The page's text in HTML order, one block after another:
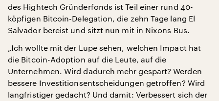
des Hightech Gründerfonds ist Teil einer rund 40-
köpfigen Bitcoin-Delegation, die zehn Tage lang El
Salvador bereist und sitzt nun mit in Nixons Bus.
„Ich wollte mit der Lupe sehen, welchen Impact hat
die Bitcoin-Adoption auf die Leute, auf die
Unternehmen. Wird dadurch mehr gespart? Werden
bessere Investitionsentscheidungen getroffen? Wird
langfristiger gedacht? Und damit: Verbessert sich der